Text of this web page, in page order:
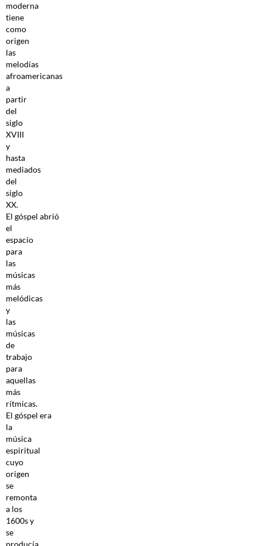
moderna
tiene
como
origen
las
melodías
afroamericanas
a
partir
del
siglo
XVIII
y
hasta
mediados
del
siglo
XX.
El góspel abrió
el
espacio
para
las
músicas
más
melódicas
y
las
músicas
de
trabajo
para
aquellas
más
rítmicas.
El góspel era
la
música
espiritual
cuyo
origen
se
remonta
a los
1600s y
se